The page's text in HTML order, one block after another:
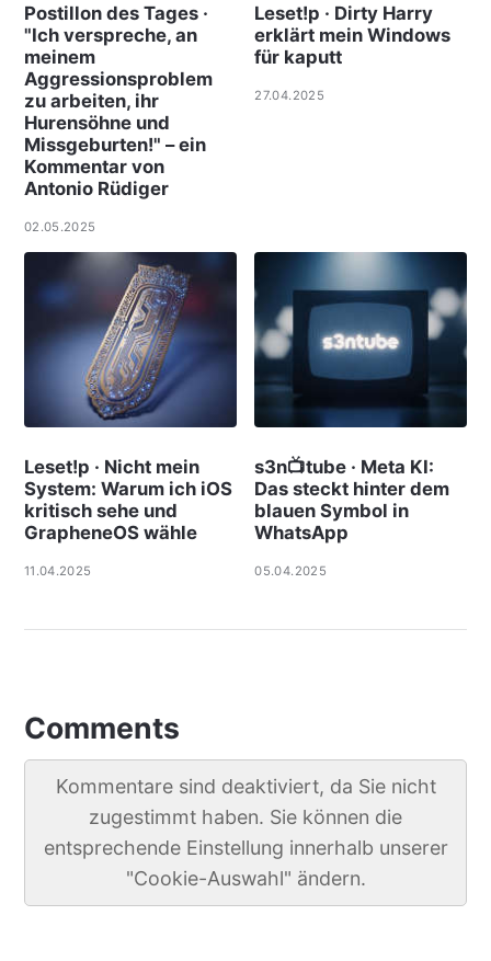
Postillon des Tages ·
"Ich verspreche, an
meinem
Aggressionsproblem
zu arbeiten, ihr
Hurensöhne und
Missgeburten!" – ein
Kommentar von
Antonio Rüdiger
02.05.2025
Leset!p · Dirty Harry
erklärt mein Windows
für kaputt
27.04.2025
Leset!p · Nicht mein
System: Warum ich iOS
kritisch sehe und
GrapheneOS wähle
11.04.2025
s3n📺tube · Meta KI:
Das steckt hinter dem
blauen Symbol in
WhatsApp
05.04.2025
Comments
Kommentare sind deaktiviert, da Sie nicht
zugestimmt haben. Sie können die
entsprechende Einstellung innerhalb unserer
"Cookie-Auswahl" ändern.